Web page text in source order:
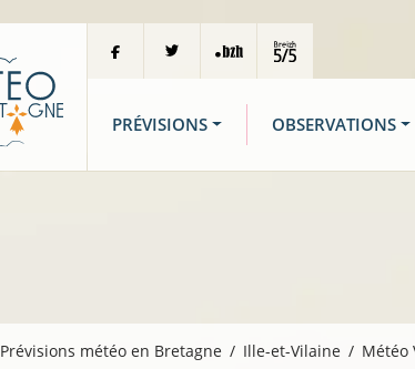
PRÉVISIONS OBSERVATIONS
Prévisions météo en Bretagne Ille-et-Vilaine Météo